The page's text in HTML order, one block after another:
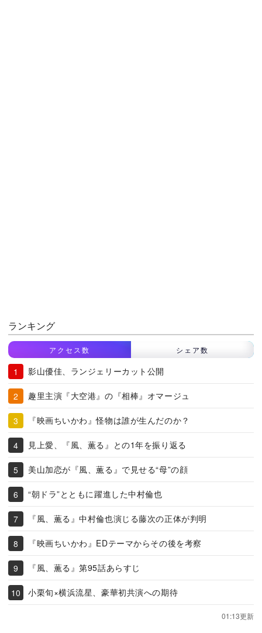
ランキング
アクセス数 シェア数
影山優佳、ランジェリーカット公開
趣里主演『大空港』の『相棒』オマージュ
『映画ちいかわ』怪物は誰が生んだのか？
見上愛、『風、薫る』との1年を振り返る
美山加恋が『風、薫る』で見せる“母”の顔
“朝ドラ”とともに躍進した中村倫也
『風、薫る』中村倫也演じる藤次の正体が判明
『映画ちいかわ』EDテーマからその後を考察
『風、薫る』第95話あらすじ
小栗旬×横浜流星、豪華初共演への期待
01:13更新